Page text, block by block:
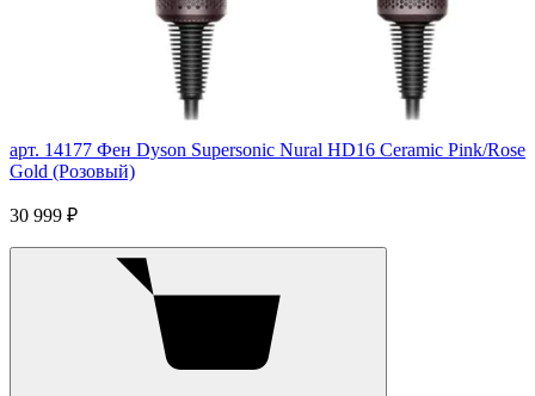
арт. 14177 Фен Dyson Supersonic Nural HD16 Ceramic Pink/Rose
Gold (Розовый)
30 999 ₽